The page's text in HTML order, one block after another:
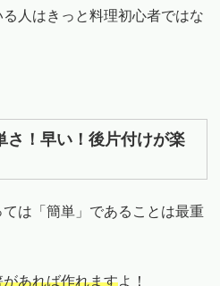
人はきっと料理初心者ではな
さ！早い！後片付けが楽
は「簡単」であることは最重
あれば作れますよ！